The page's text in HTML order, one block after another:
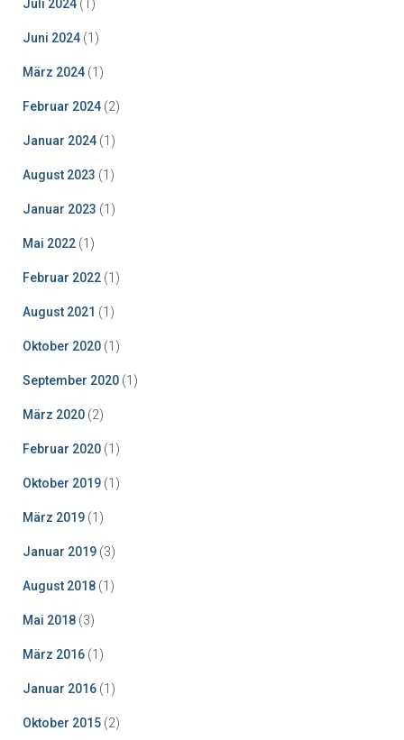
Juli 2024 (1)
Juni 2024 (1)
März 2024 (1)
Februar 2024 (2)
Januar 2024 (1)
August 2023 (1)
Januar 2023 (1)
Mai 2022 (1)
Februar 2022 (1)
August 2021 (1)
Oktober 2020 (1)
September 2020 (1)
März 2020 (2)
Februar 2020 (1)
Oktober 2019 (1)
März 2019 (1)
Januar 2019 (3)
August 2018 (1)
Mai 2018 (3)
März 2016 (1)
Januar 2016 (1)
Oktober 2015 (2)